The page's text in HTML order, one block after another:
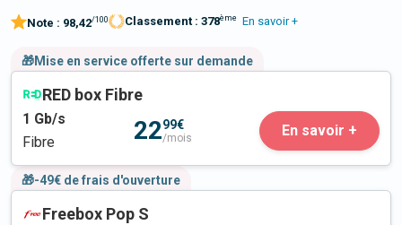
Note : 98,42/100 Classement : 378ème En savoir +
🎁Mise en service offerte sur demande
RED box Fibre
1 Gb/s
Fibre
2299€
/mois En savoir +
🎁-49€ de frais d'ouverture
Freebox Pop S